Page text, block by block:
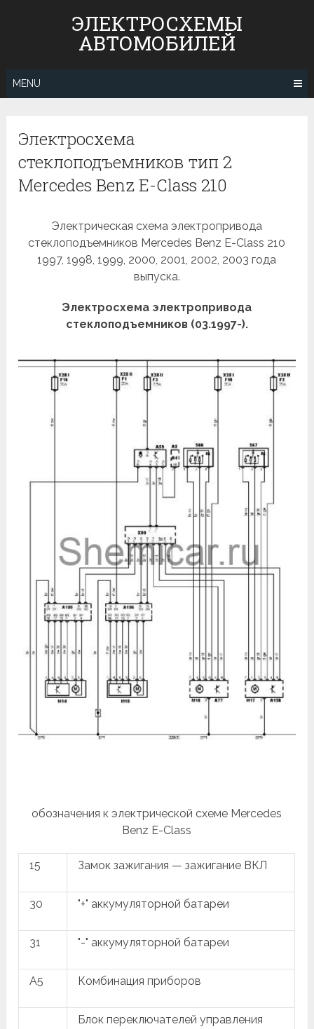
ЭЛЕКТРОСХЕМЫ
АВТОМОБИЛЕЙ
MENU
Электросхема
стеклоподъемников тип 2
Mercedes Benz E-Class 210
Электрическая схема электропривода
стеклоподъемников Mercedes Benz E-Class 210
1997, 1998, 1999, 2000, 2001, 2002, 2003 года
выпуска.
Электросхема электропривода
стеклоподъемников (03.1997-).
обозначения к электрической схеме Mercedes
Benz Е-Class
15 Замок зажигания — зажигание ВКЛ
30 "+" аккумуляторной батареи
31 "-" аккумуляторной батареи
A5 Комбинация приборов
Блок переключателей управления